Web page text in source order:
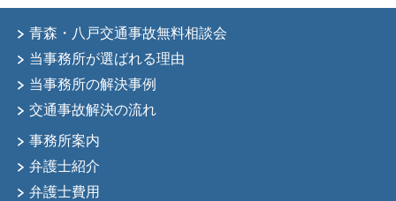
青森・八戸交通事故無料相談会
当事務所が選ばれる理由
当事務所の解決事例
交通事故解決の流れ
事務所案内
弁護士紹介
弁護士費用